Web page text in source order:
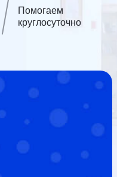
Помогаем
круглосуточно